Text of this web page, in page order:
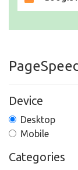
Device
Desktop
Mobile
Categories